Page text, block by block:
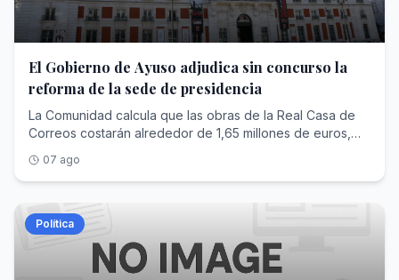
El Gobierno de Ayuso adjudica sin concurso la
reforma de la sede de presidencia
La Comunidad calcula que las obras de la Real Casa de
Correos costarán alrededor de 1,65 millones de euros,
trabajos, sino el diseño del proyecto por casi 60.000
euros
07 ago
Política